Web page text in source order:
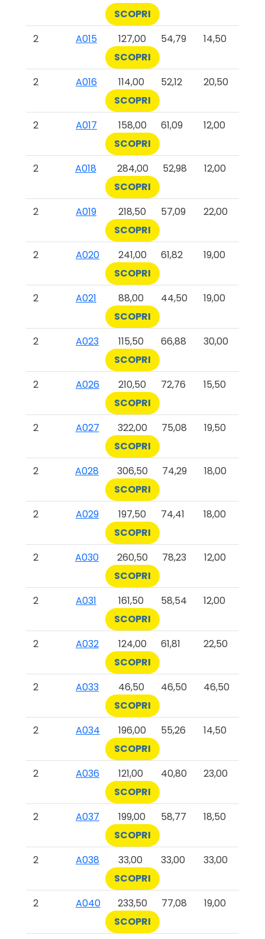
SCOPRI
2
A015 127,00 54,79
14,50
SCOPRI
2
A016 114,00 52,12
20,50
SCOPRI
2
A017 158,00 61,09
12,00
SCOPRI
2
A018 284,00 52,98
12,00
SCOPRI
2
A019 218,50 57,09
22,00
SCOPRI
2
A020 241,00 61,82
19,00
SCOPRI
2
A021 88,00 44,50
19,00
SCOPRI
2
A023 115,50 66,88
30,00
SCOPRI
2
A026 210,50 72,76
15,50
SCOPRI
2
A027 322,00 75,08
19,50
SCOPRI
2
A028 306,50 74,29
18,00
SCOPRI
2
A029 197,50 74,41
18,00
SCOPRI
2
A030 260,50 78,23
12,00
SCOPRI
2
A031 161,50 58,54
12,00
SCOPRI
2
A032 124,00 61,81
22,50
SCOPRI
2
A033 46,50 46,50
46,50
SCOPRI
2
A034 196,00 55,26
14,50
SCOPRI
2
A036 121,00 40,80
23,00
SCOPRI
2
A037 199,00 58,77
18,50
SCOPRI
2
A038 33,00 33,00
33,00
SCOPRI
2
A040 233,50 77,08
19,00
SCOPRI